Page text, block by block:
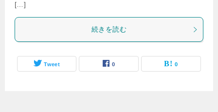
[…]
続きを読む
Tweet 0 0